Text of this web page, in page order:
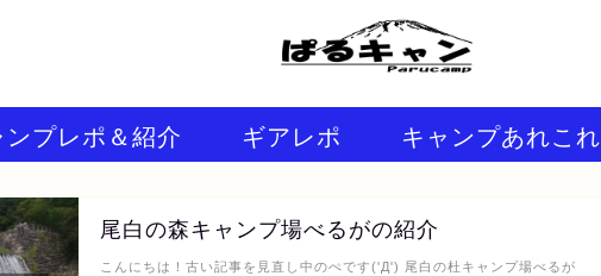
ンプレポ＆紹介 ギアレポ キャンプあれこれ
尾白の森キャンプ場べるがの紹介
こんにちは！古い記事を見直し中のぺです('Д') 尾白の杜キャンプ場べるが